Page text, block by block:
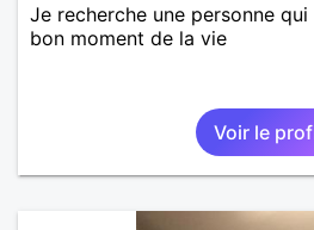
Je recherche une personne
bon moment de la vie
Voir le